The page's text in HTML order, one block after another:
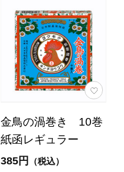
金鳥の渦巻き 10巻
紙函レギュラー
385円 （税込）